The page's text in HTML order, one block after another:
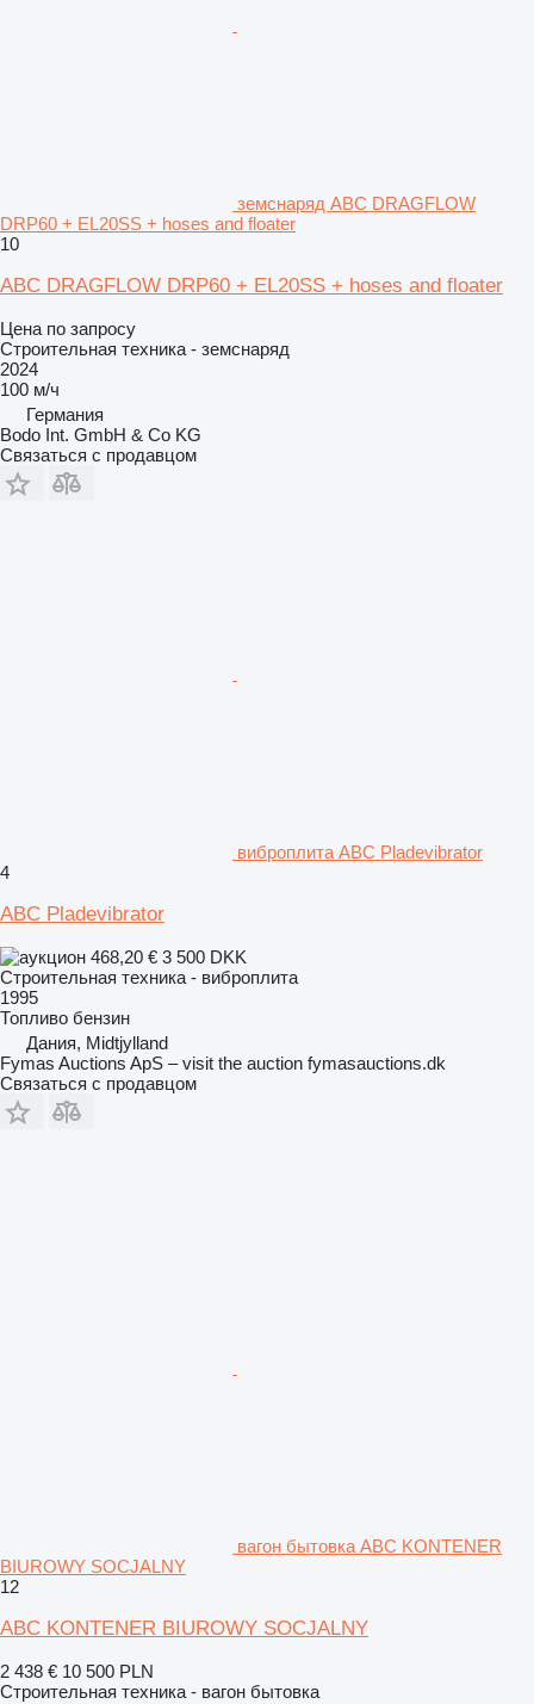
земснаряд ABC DRAGFLOW
DRP60 + EL20SS + hoses and floater
10
ABC DRAGFLOW DRP60 + EL20SS + hoses and floater
Цена по запросу
Строительная техника - земснаряд
2024
100 м/ч
Германия
Bodo Int. GmbH & Co KG
Связаться с продавцом
виброплита ABC Pladevibrator
4
ABC Pladevibrator
468,20 € 3 500 DKK
Строительная техника - виброплита
1995
Топливо бензин
Дания, Midtjylland
Fymas Auctions ApS – visit the auction fymasauctions.dk
Связаться с продавцом
вагон бытовка ABC KONTENER
BIUROWY SOCJALNY
12
ABC KONTENER BIUROWY SOCJALNY
2 438 € 10 500 PLN
Строительная техника - вагон бытовка